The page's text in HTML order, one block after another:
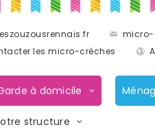
micro-
les micro-crèches
à domicile
structure